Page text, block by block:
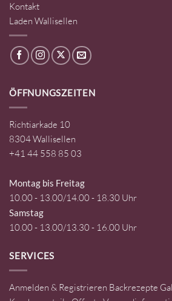
Kontakt
Laden Wallisellen
ÖFFNUNGSZEITEN
Richtiarkade 10
8304 Wallisellen
+41 44 558 85 03
Montag bis Freitag
10.00 - 13.00/14.00 - 18.30 Uhr
Samstag
10.00 - 13.00/13.30 - 16.00 Uhr
SERVICES
Anmelden & Registrieren Backrezepte